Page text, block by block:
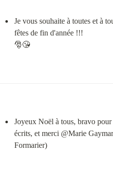
Je vous souhaite à toutes et à
fêtes de fin d'année !!!
🎅😘
Joyeux Noël à tous, bravo
écrits, et merci @⁨Marie
Formarier)